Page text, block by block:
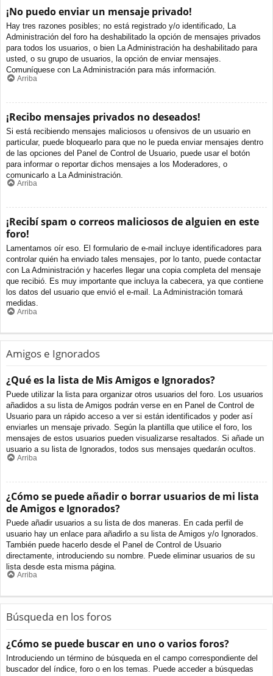
¡No puedo enviar un mensaje privado!
Hay tres razones posibles; no está registrado y/o identificado, La
Administración del foro ha deshabilitado la opción de mensajes privados
para todos los usuarios, o bien La Administración ha deshabilitado para
usted, o su grupo de usuarios, la opción de enviar mensajes.
Comuníquese con La Administración para más información.
Arriba
¡Recibo mensajes privados no deseados!
Si está recibiendo mensajes maliciosos u ofensivos de un usuario en
particular, puede bloquearlo para que no le pueda enviar mensajes dentro
de las opciones del Panel de Control de Usuario, puede usar el botón
para informar o reportar dichos mensajes a los Moderadores, o
comunicarlo a La Administración.
Arriba
¡Recibí spam o correos maliciosos de alguien en este
foro!
Lamentamos oír eso. El formulario de e-mail incluye identificadores para
controlar quién ha enviado tales mensajes, por lo tanto, puede contactar
con La Administración y hacerles llegar una copia completa del mensaje
que recibió. Es muy importante que incluya la cabecera, ya que contiene
los datos del usuario que envió el e-mail. La Administración tomará
medidas.
Arriba
Amigos e Ignorados
¿Qué es la lista de Mis Amigos e Ignorados?
Puede utilizar la lista para organizar otros usuarios del foro. Los usuarios
añadidos a su lista de Amigos podrán verse en en Panel de Control de
Usuario para un rápido acceso a ver si están identificados y poder así
enviarles un mensaje privado. Según la plantilla que utilice el foro, los
mensajes de estos usuarios pueden visualizarse resaltados. Si añade un
usuario a su lista de Ignorados, todos sus mensajes quedarán ocultos.
Arriba
¿Cómo se puede añadir o borrar usuarios de mi lista
de Amigos e Ignorados?
Puede añadir usuarios a su lista de dos maneras. En cada perfil de
usuario hay un enlace para añadirlo a su lista de Amigos y/o Ignorados.
También puede hacerlo desde el Panel de Control de Usuario
directamente, introduciendo su nombre. Puede eliminar usuarios de su
lista desde esta misma página.
Arriba
Búsqueda en los foros
¿Cómo se puede buscar en uno o varios foros?
Introduciendo un término de búsqueda en el campo correspondiente del
buscador del índice, foro o en los temas. Puede acceder a búsquedas